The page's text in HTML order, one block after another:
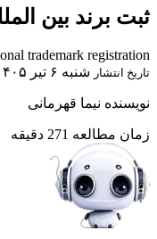
ثبت برند بین
trademark registration
تاریخ انتشار شنبه ۶ تیر ۱۴۰۵
نویسنده نیما قهرمانی
زمان مطالعه 271 دقیقه